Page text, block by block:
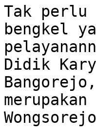
Tak perlu
bengkel
Didik